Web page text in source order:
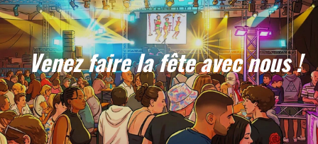
Venez faire la fête avec nous !